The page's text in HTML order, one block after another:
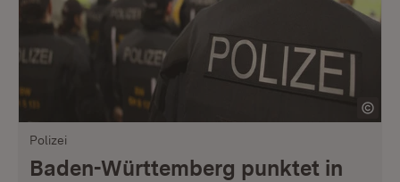
Polizei
Baden-Württemberg punktet in